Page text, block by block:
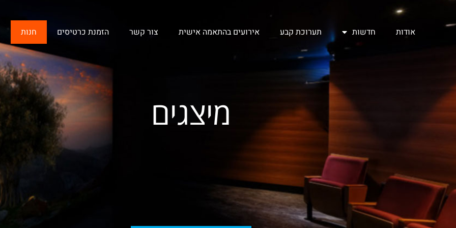
אודות חדשות תערוכת קבע אירועים בהתאמה אישית צור קשר הזמנת כרטיסים חנות
מיצגים